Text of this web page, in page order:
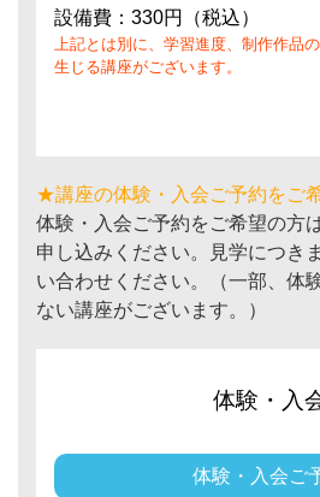
設備費：330円（税込）
上記とは別に、学習進度、制作作品
生じる講座がございます。
★講座の体験・入会ご予約をご
体験・入会ご予約をご希望の方
申し込みください。見学につき
い合わせください。（一部、体
ない講座がございます。）
体験・入
体験・入会ご